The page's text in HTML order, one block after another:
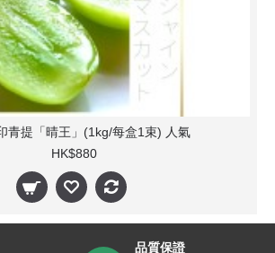
青提「晴王」(1kg/每盒1束) 人氣
HK$880
品質保證